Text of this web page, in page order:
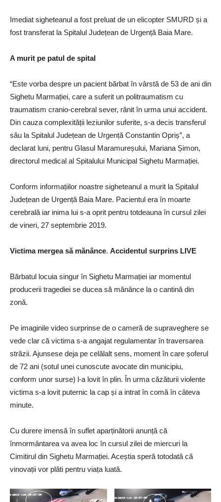
Imediat sigheteanul a fost preluat de un elicopter SMURD și a
fost transferat la Spitalul Județean de Urgență Baia Mare.
A murit pe patul de spital
“Este vorba despre un pacient bărbat în vârstă de 53 de ani din
Sighetu Marmației, care a suferit un politraumatism cu
traumatism cranio-cerebral sever, rănit în urma unui accident.
Din cauza complexității leziunilor suferite, s-a decis transferul
său la Spitalul Județean de Urgență Constantin Opriș”, a
declarat luni, pentru Glasul Maramureșului, Mariana Șimon,
directorul medical al Spitalului Municipal Sighetu Marmației.
Conform informațiilor noastre sigheteanul a murit la Spitalul
Județean de Urgență Baia Mare. Pacientul era în moarte
cerebrală iar inima lui s-a oprit pentru totdeauna în cursul zilei
de vineri, 27 septembrie 2019.
Victima mergea să mănânce. Accidentul surprins LIVE
Bărbatul locuia singur în Sighetu Marmației iar momentul
producerii tragediei se ducea să mănânce la o cantină din
zonă.
Pe imaginile video surprinse de o cameră de supraveghere se
vede clar că victima s-a angajat regulamentar în traversarea
străzii. Ajunsese deja pe celălalt sens, moment în care șoferul
de 72 ani (sotul unei cunoscute avocate din municipiu,
conform unor surse) l-a lovit în plin. În urma căzăturii violente
victima s-a lovit puternic la cap și a intrat în comă în câteva
minute.
Cu durere imensă în suflet aparținătorii anunță că
înmormântarea va avea loc în cursul zilei de miercuri la
Cimitirul din Sighetu Marmației. Aceștia speră totodată că
vinovații vor plăti pentru viața luată.